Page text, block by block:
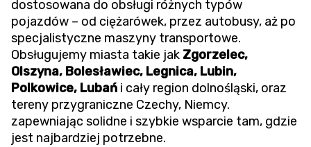
dostosowana do obsługi różnych typów
pojazdów – od ciężarówek, przez autobusy, aż po
specjalistyczne maszyny transportowe.
Obsługujemy miasta takie jak Zgorzelec,
Olszyna, Bolesławiec, Legnica, Lubin,
Polkowice, Lubań i cały region dolnośląski, oraz
tereny przygraniczne Czechy, Niemcy.
zapewniając solidne i szybkie wsparcie tam, gdzie
jest najbardziej potrzebne.